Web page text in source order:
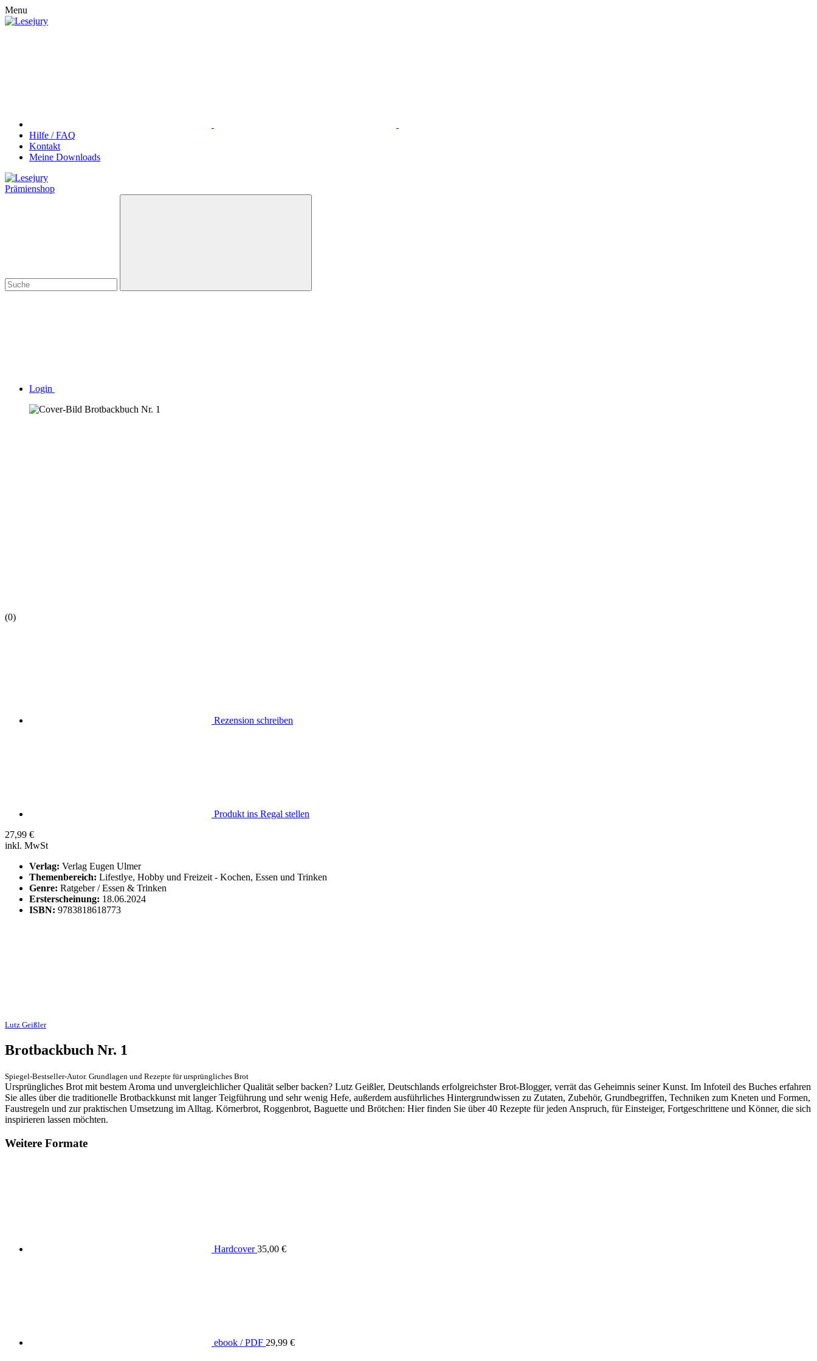
Menu
Hilfe / FAQ
Kontakt
Meine Downloads
Prämienshop
Login
(0)
Rezension schreiben
Produkt ins Regal stellen
27,99 €
inkl. MwSt
Verlag: Verlag Eugen Ulmer
Themenbereich: Lifestlye, Hobby und Freizeit - Kochen, Essen und Trinken
Genre: Ratgeber / Essen & Trinken
Ersterscheinung: 18.06.2024
ISBN: 9783818618773
Lutz Geißler
Brotbackbuch Nr. 1
Spiegel-Bestseller-Autor. Grundlagen und Rezepte für ursprüngliches Brot
Ursprüngliches Brot mit bestem Aroma und unvergleichlicher Qualität selber backen? Lutz Geißler, Deutschlands erfolgreichster Brot-Blogger, verrät das Geheimnis seiner Kunst. Im Infoteil des Buches erfahren
Sie alles über die traditionelle Brotbackkunst mit langer Teigführung und sehr wenig Hefe, außerdem ausführliches Hintergrundwissen zu Zutaten, Zubehör, Grundbegriffen, Techniken zum Kneten und Formen,
Faustregeln und zur praktischen Umsetzung im Alltag. Körnerbrot, Roggenbrot, Baguette und Brötchen: Hier finden Sie über 40 Rezepte für jeden Anspruch, für Einsteiger, Fortgeschrittene und Könner, die sich
inspirieren lassen möchten.
Weitere Formate
Hardcover35,00 €
ebook / PDF 29,99 €